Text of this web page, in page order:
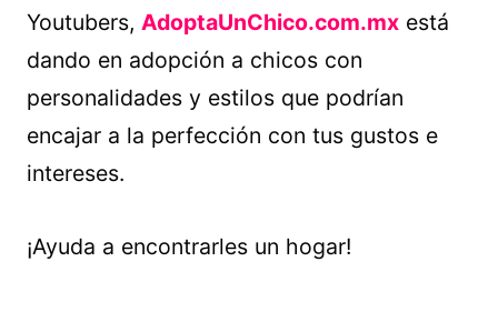
Youtubers, AdoptaUnChico.com.mx está
dando en adopción a chicos con
personalidades y estilos que podrían
encajar a la perfección con tus gustos e
intereses.
¡Ayuda a encontrarles un hogar!